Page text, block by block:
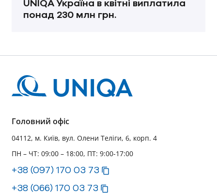
UNIQA Україна в квітні виплатила
понад 230 млн грн.
Головний офіс
04112, м. Київ, вул. Олени Теліги, 6, корп. 4
ПН – ЧТ: 09:00 – 18:00, ПТ: 9:00-17:00
+38 (097) 170 03 73
+38 (066) 170 03 73